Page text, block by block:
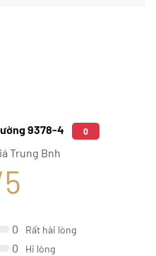
9378-4 0
Trung Bnh
0 Rất hài lòng
0 Hi lòng